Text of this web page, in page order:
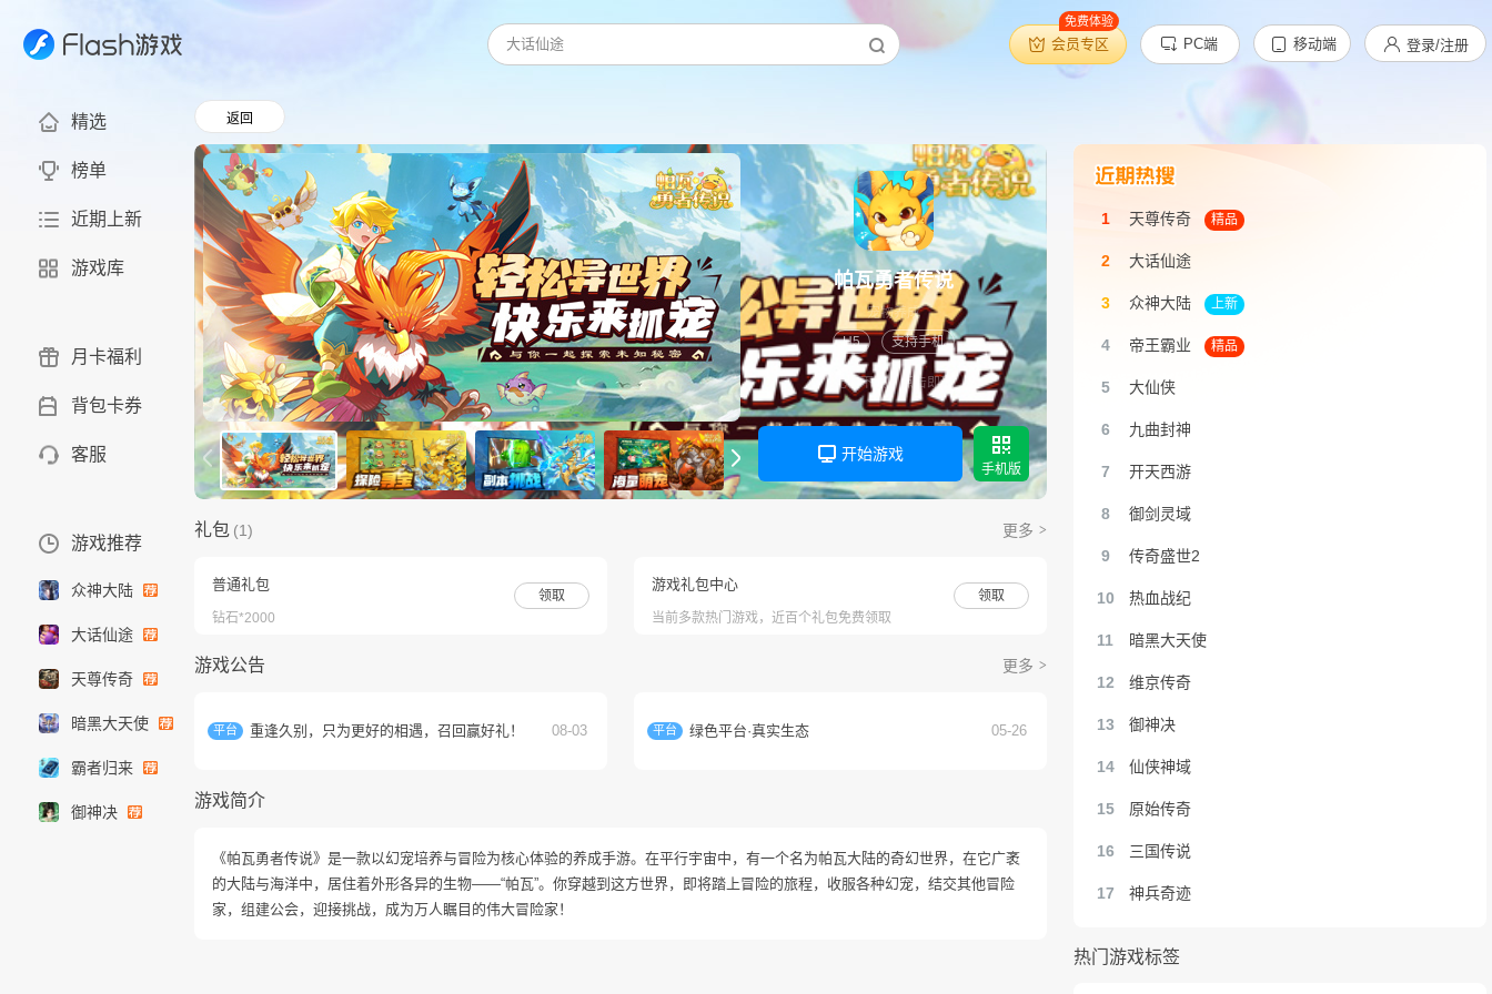
天尊传奇 登录/注册
移动端
PC端
会员专区
免费体验
精选
榜单
近期上新
游戏库
月卡福利
背包卡券
客服
游戏推荐
众神大陆
大话仙途
天尊传奇
暗黑大天使
霸者归来
御神决
返回
帕瓦勇者传说
宠物养成
H5
支持手机
无需下载，点击即玩
手机版
开始游戏
礼包 (1) 更多
普通礼包
钻石*2000
领取
游戏礼包中心
当前多款热门游戏，近百个礼包免费领取
领取
游戏公告 更多
平台 重逢久别，只为更好的相遇，召回赢好礼！ 08-03 平台 绿色平台·真实生态 05-26
游戏简介
《帕瓦勇者传说》是一款以幻宠培养与冒险为核心体验的养成手游。在平行宇宙中，有一个名为帕瓦大陆的奇幻世界，在它广袤
的大陆与海洋中，居住着外形各异的生物——“帕瓦”。你穿越到这方世界，即将踏上冒险的旅程，收服各种幻宠，结交其他冒险
家，组建公会，迎接挑战，成为万人瞩目的伟大冒险家！
天尊传奇 精品
大话仙途
众神大陆 上新
帝王霸业 精品
大仙侠
九曲封神
开天西游
御剑灵域
传奇盛世2
热血战纪
暗黑大天使
维京传奇
御神决
仙侠神域
原始传奇
三国传说
神兵奇迹
热门游戏标签